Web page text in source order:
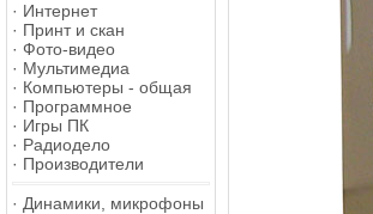
· Интернет
· Принт и скан
· Фото-видео
· Мультимедиа
· Компьютеры - общая
· Программное
· Игры ПК
· Радиодело
· Производители
· Динамики, микрофоны